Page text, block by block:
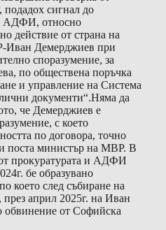
сигнал до
АДФИ, относно
действие от страна на
Иван Демерджиев при
споразумение, за
по обществена поръчка
и управление на Система
документи“.Няма да
че Демерджиев е
с което
по договора, точно
поста министър на МВР. В
прокуратурата и АДФИ
бе образувано
което след събиране на
през април 2025г. на Иван
обвинение от Софийска